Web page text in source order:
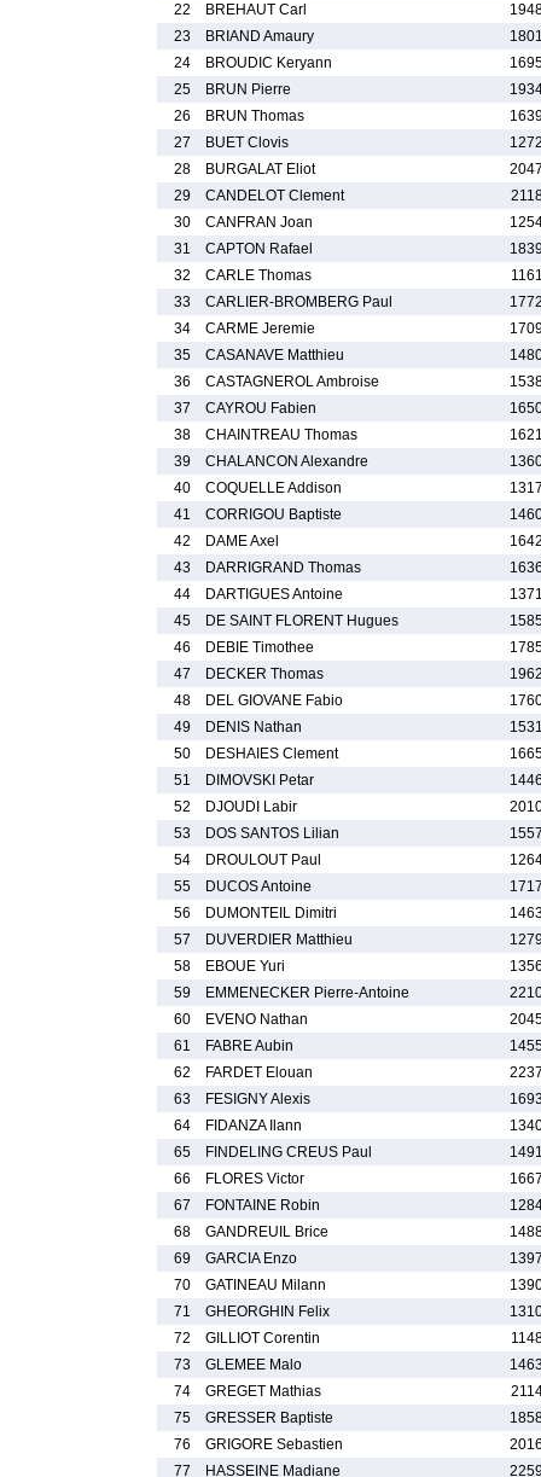
22
BREHAUT Carl
23
BRIAND Amaury
24
BROUDIC Keryann
25
BRUN Pierre
26
BRUN Thomas
27
BUET Clovis
28
BURGALAT Eliot
29
CANDELOT Clement
30
CANFRAN Joan
31
CAPTON Rafael
32
CARLE Thomas
33
CARLIER-BROMBERG Paul
34
CARME Jeremie
35
CASANAVE Matthieu
36
CASTAGNEROL Ambroise
37
CAYROU Fabien
38
CHAINTREAU Thomas
39
CHALANCON Alexandre
40
COQUELLE Addison
41
CORRIGOU Baptiste
42
DAME Axel
43
DARRIGRAND Thomas
44
DARTIGUES Antoine
45
DE SAINT FLORENT Hugues
46
DEBIE Timothee
47
DECKER Thomas
48
DEL GIOVANE Fabio
49
DENIS Nathan
50
DESHAIES Clement
51
DIMOVSKI Petar
52
DJOUDI Labir
53
DOS SANTOS Lilian
54
DROULOUT Paul
55
DUCOS Antoine
56
DUMONTEIL Dimitri
57
DUVERDIER Matthieu
58
EBOUE Yuri
59
EMMENECKER Pierre-Antoine
60
EVENO Nathan
61
FABRE Aubin
62
FARDET Elouan
63
FESIGNY Alexis
64
FIDANZA Ilann
65
FINDELING CREUS Paul
66
FLORES Victor
67
FONTAINE Robin
68
GANDREUIL Brice
69
GARCIA Enzo
70
GATINEAU Milann
71
GHEORGHIN Felix
72
GILLIOT Corentin
73
GLEMEE Malo
74
GREGET Mathias
75
GRESSER Baptiste
76
GRIGORE Sebastien
77
HASSEINE Madiane